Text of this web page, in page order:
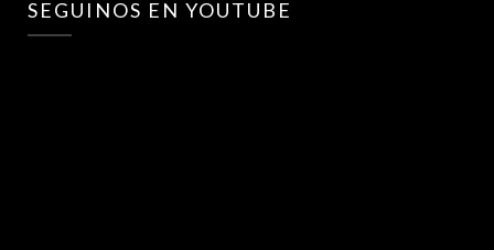
SEGUINOS EN YOUTUBE